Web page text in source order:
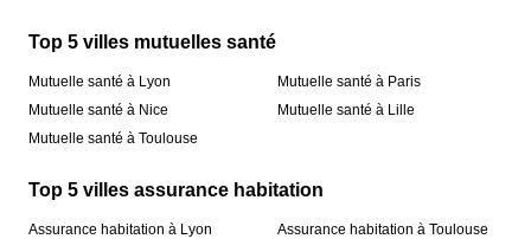
Top 5 villes mutuelles santé
Mutuelle santé à Lyon
Mutuelle santé à Nice
Mutuelle santé à Toulouse
Mutuelle santé à Paris
Mutuelle santé à Lille
Top 5 villes assurance habitation
Assurance habitation à Lyon
Assurance habitation à Toulouse